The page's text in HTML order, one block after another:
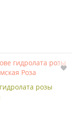
розы